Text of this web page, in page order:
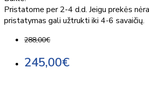
Pristatome per 2-4 d.d. Jeigu prekės
pristatymas gali užtrukti iki 4-6 savaičių.
288,00€
245,00€